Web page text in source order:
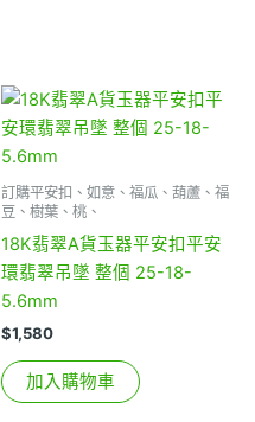
訂購平安扣、如意、福瓜、葫蘆、福
豆、樹葉、桃、
18K翡翠A貨玉器平安扣平安
環翡翠吊墜 整個 25-18-
5.6mm
$1,580
加入購物車